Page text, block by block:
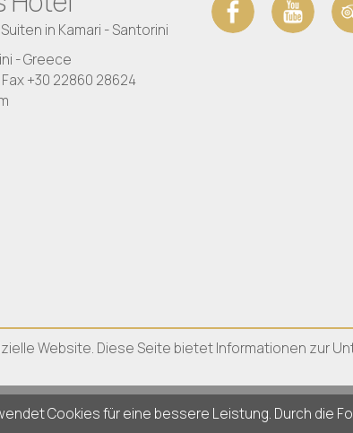
in Kamari - Santorini
- Greece
Fax +30 22860 28624
Website. Diese Seite bietet Informationen zur
Cookies für eine bessere Leistung. Durch die